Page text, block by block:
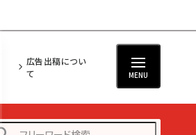
広告出稿につい
て
MENU